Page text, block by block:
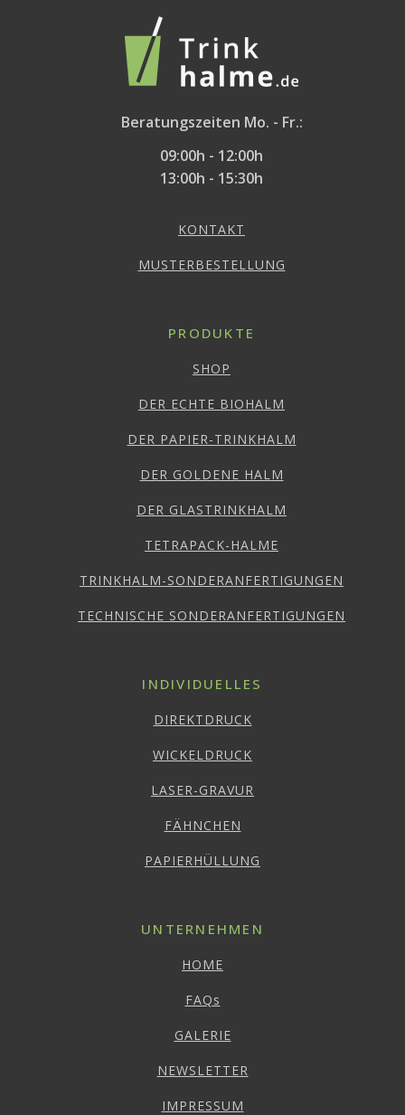
Beratungszeiten Mo. - Fr.:
09:00h - 12:00h
13:00h - 15:30h
KONTAKT
MUSTERBESTELLUNG
PRODUKTE
SHOP
DER ECHTE BIOHALM
DER PAPIER-TRINKHALM
DER GOLDENE HALM
DER GLASTRINKHALM
TETRAPACK-HALME
TRINKHALM-SONDERANFERTIGUNGEN
TECHNISCHE SONDERANFERTIGUNGEN
INDIVIDUELLES
DIREKTDRUCK
WICKELDRUCK
LASER-GRAVUR
FÄHNCHEN
PAPIERHÜLLUNG
UNTERNEHMEN
HOME
FAQs
GALERIE
NEWSLETTER
IMPRESSUM